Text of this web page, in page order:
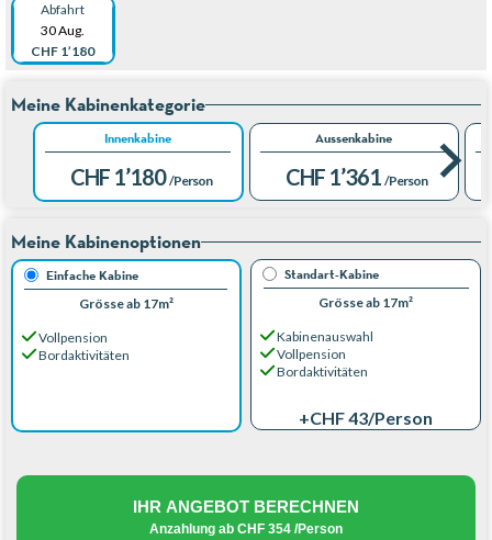
Abfahrt
30 Aug.
CHF 1’180
Meine Kabinenkategorie
Innenkabine
CHF 1’180 /Person
Aussenkabine
CHF 1’361 /Person
Meine Kabinenoptionen
Einfache Kabine
Grösse ab 17m²
Vollpension
Bordaktivitäten
Standart-Kabine
Grösse ab 17m²
Kabinenauswahl
Vollpension
Bordaktivitäten
+CHF 43/Person
IHR ANGEBOT BERECHNEN
Anzahlung ab CHF 354 /Person